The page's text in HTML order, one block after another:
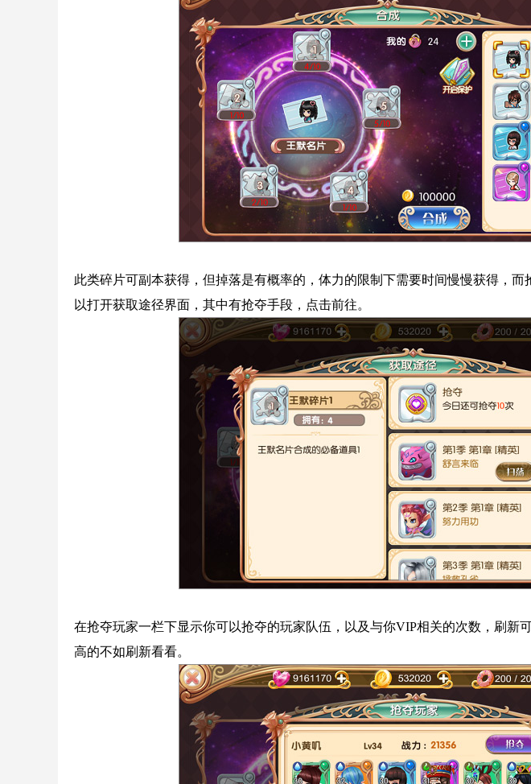
此类碎片可副本获得，但掉落是有概率的，体力的限制下需要时间慢慢获得，
以打开获取途径界面，其中有抢夺手段，点击前往。
在抢夺玩家一栏下显示你可以抢夺的玩家队伍，以及与你VIP相关的次数，刷新
高的不如刷新看看。